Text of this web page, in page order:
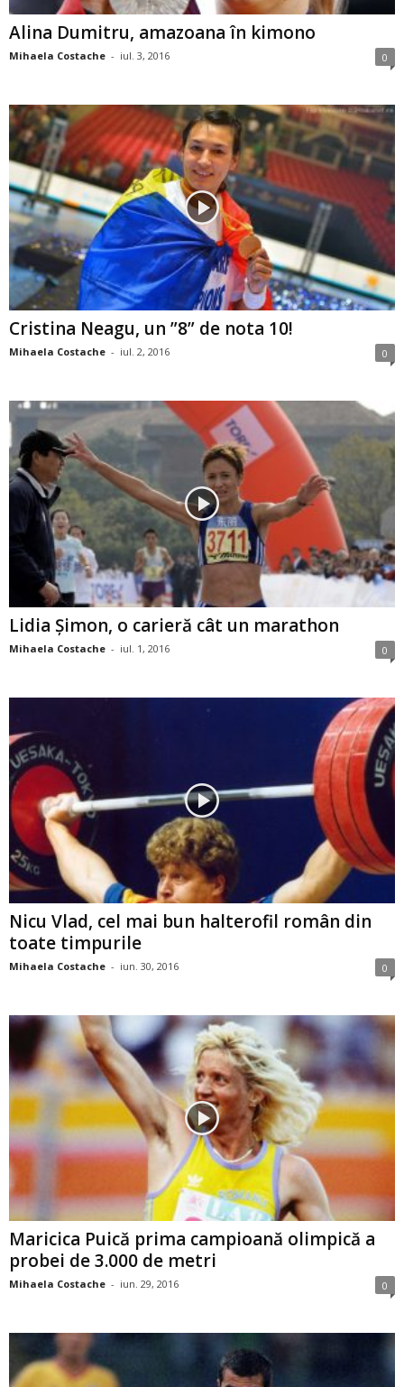
Alina Dumitru, amazoana în kimono
Mihaela Costache - iul. 3, 2016 0
Cristina Neagu, un ”8” de nota 10!
Mihaela Costache - iul. 2, 2016 0
Lidia Şimon, o carieră cât un marathon
Mihaela Costache - iul. 1, 2016 0
Nicu Vlad, cel mai bun halterofil român din
toate timpurile
Mihaela Costache - iun. 30, 2016 0
Maricica Puică prima campioană olimpică a
probei de 3.000 de metri
Mihaela Costache - iun. 29, 2016 0